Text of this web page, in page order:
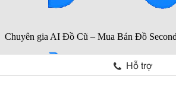
Hỗ trợ